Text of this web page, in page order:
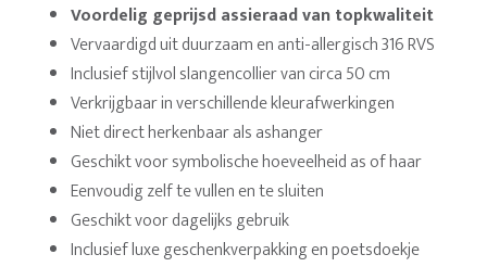
Voordelig geprijsd assieraad van topkwaliteit
Vervaardigd uit duurzaam en anti-allergisch 316 RVS
Inclusief stijlvol slangencollier van circa 50 cm
Verkrijgbaar in verschillende kleurafwerkingen
Niet direct herkenbaar als ashanger
Geschikt voor symbolische hoeveelheid as of haar
Eenvoudig zelf te vullen en te sluiten
Geschikt voor dagelijks gebruik
Inclusief luxe geschenkverpakking en poetsdoekje